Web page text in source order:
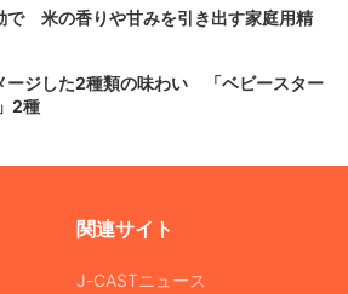
で 米の香りや甘みを引き出す家庭用精
ージした2種類の味わい 「ベビースター
2種
関連サイト
J-CASTニュース